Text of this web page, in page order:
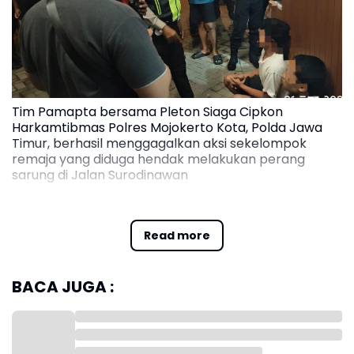
Read more
Tim Pamapta bersama Pleton Siaga Cipkon
Harkamtibmas Polres Mojokerto Kota, Polda Jawa
Timur, berhasil menggagalkan aksi sekelompok
remaja yang diduga hendak melakukan perang
sarung di Jalan Surodinawan
menjelaskan bahwa kejadian tersebut bermula dari
laporan masyarakat melalui layanan darurat 110.
gabungan piket Pamapta yang segera menuju lokasi.
“Yang kami amankan dua orang yang terindikasi
sebagai provokator untuk melakukan tawuran,” ujar
BACA JUGA :